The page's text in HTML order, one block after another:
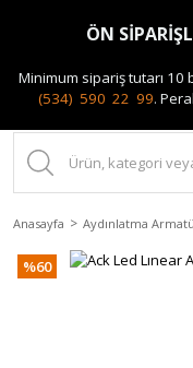
Anasayfa Aydınlatma
%60
ÖN
Minimum sipariş tutarı 10
(534) 590 22 99.